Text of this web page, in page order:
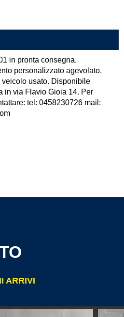
in pronta consegna.
personalizzato agevolato.
usato. Disponibile
in via Flavio Gioia 14. Per
tel: 0458230726 mail:
ARRIVI